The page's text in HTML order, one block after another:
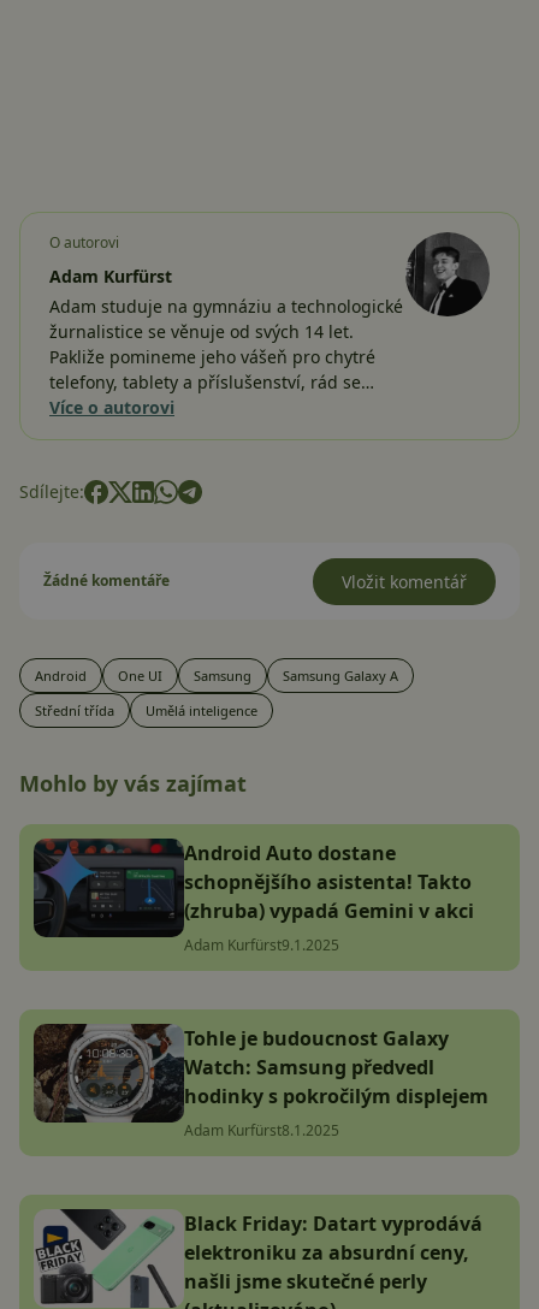
O autorovi
Adam Kurfürst
Adam studuje na gymnáziu a technologické
žurnalistice se věnuje od svých 14 let.
Pakliže pomineme jeho vášeň pro chytré
telefony, tablety a příslušenství, rád se…
Více o autorovi
Sdílejte:
Žádné komentáře Vložit komentář
Android One UI Samsung
Samsung Galaxy A
Střední třída
Umělá inteligence
Mohlo by vás zajímat
Android Auto dostane
schopnějšího asistenta! Takto
(zhruba) vypadá Gemini v akci
Adam Kurfürst9.1.2025
Tohle je budoucnost Galaxy
Watch: Samsung předvedl
hodinky s pokročilým displejem
Adam Kurfürst8.1.2025
Black Friday: Datart vyprodává
elektroniku za absurdní ceny,
našli jsme skutečné perly